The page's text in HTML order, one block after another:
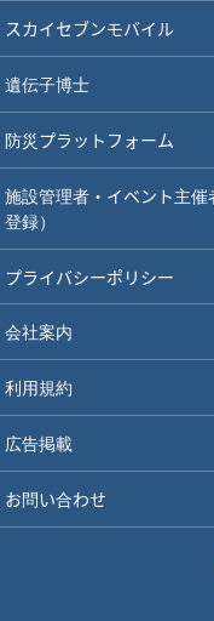
スカイセブンモバイル
遺伝子博士
防災プラットフォーム
施設管理者・イベント主
登録）
プライバシーポリシー
会社案内
利用規約
広告掲載
お問い合わせ